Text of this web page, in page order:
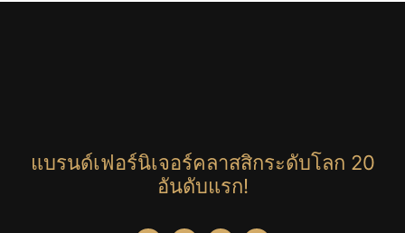
แบรนด์เฟอร์นิเจอร์คลาสสิกระดับโลก 20
อันดับแรก!